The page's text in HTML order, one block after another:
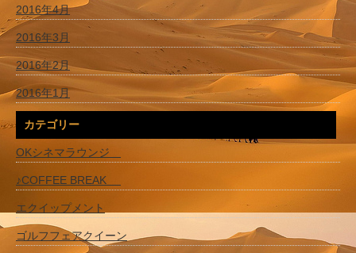
2016年4月
2016年3月
2016年2月
2016年1月
カテゴリー
OKシネマラウンジ
♪COFFEE BREAK
エクイップメント
ゴルフフェアクイーン